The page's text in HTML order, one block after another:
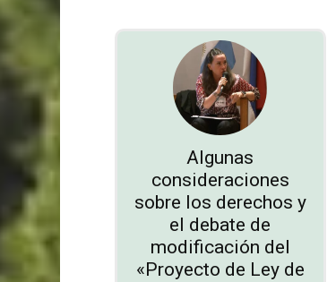
Algunas
consideraciones
sobre los derechos y
el debate de
modificación del
«Proyecto de Ley de